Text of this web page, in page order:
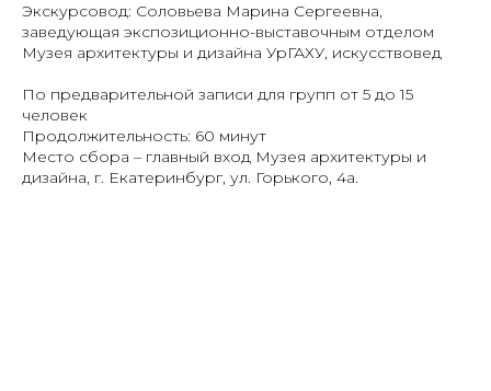
Экскурсовод: Соловьева Марина Сергеевна,
заведующая экспозиционно-выставочным отделом
Музея архитектуры и дизайна УрГАХУ, искусствовед
По предварительной записи для групп от 5 до 15
человек
Продолжительность: 60 минут
Место сбора – главный вход Музея архитектуры и
дизайна, г. Екатеринбург, ул. Горького, 4а.